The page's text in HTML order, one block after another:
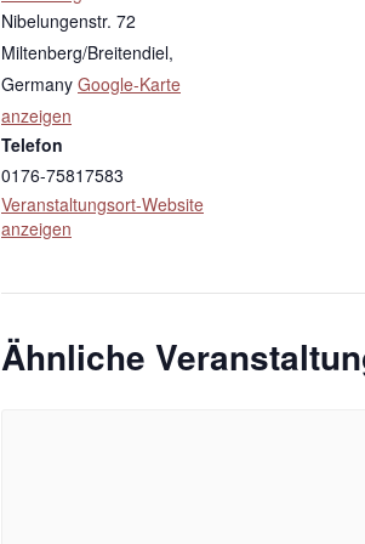
Nibelungenstr. 72
Miltenberg/Breitendiel,
Germany Google-Karte
anzeigen
Telefon
0176-75817583
Veranstaltungsort-Website
anzeigen
Ähnliche